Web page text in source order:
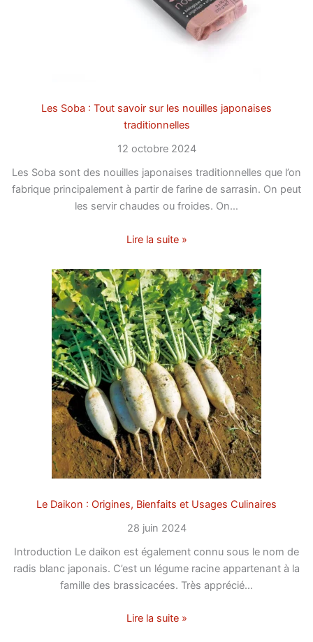
Les Soba : Tout savoir sur les nouilles japonaises
traditionnelles
12 octobre 2024
Les Soba sont des nouilles japonaises traditionnelles que l’on
fabrique principalement à partir de farine de sarrasin. On peut
les servir chaudes ou froides. On…
Lire la suite »
Le Daikon : Origines, Bienfaits et Usages Culinaires
28 juin 2024
Introduction Le daikon est également connu sous le nom de
radis blanc japonais. C’est un légume racine appartenant à la
famille des brassicacées. Très apprécié…
Lire la suite »